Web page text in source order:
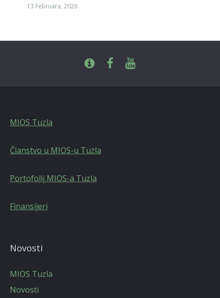
13 Februara, 2026
MIOS Tuzla
Članstvo u MIOS-u Tuzla
Portofolij MIOS-a Tuzla
Finansijeri
Novosti
MIOS Tuzla
Novosti